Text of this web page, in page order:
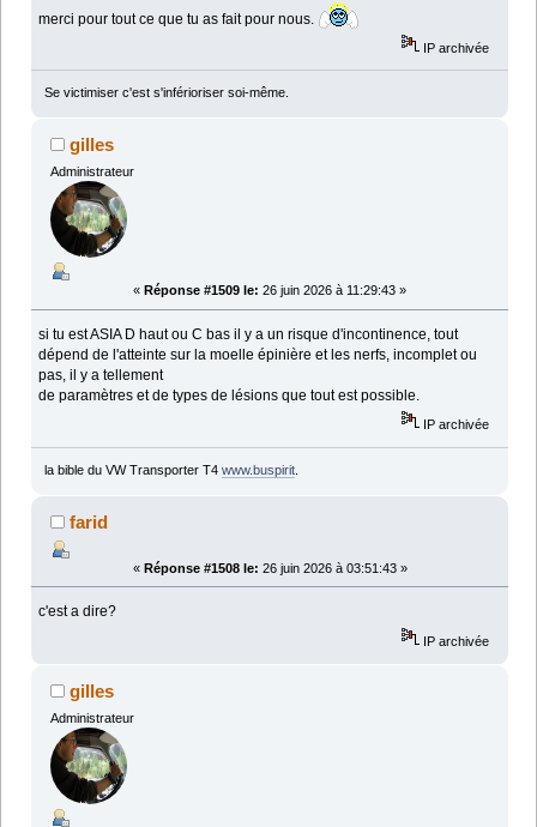
merci pour tout ce que tu as fait pour nous.
IP archivée
Se victimiser c'est s'inférioriser soi-même.
gilles
Administrateur
« Réponse #1509 le: 26 juin 2026 à 11:29:43 »
si tu est ASIA D haut ou C bas il y a un risque d'incontinence, tout
dépend de l'atteinte sur la moelle épinière et les nerfs, incomplet ou
pas, il y a tellement
de paramètres et de types de lésions que tout est possible.
IP archivée
la bible du VW Transporter T4 www.buspirit.
farid
« Réponse #1508 le: 26 juin 2026 à 03:51:43 »
c'est a dire?
IP archivée
gilles
Administrateur